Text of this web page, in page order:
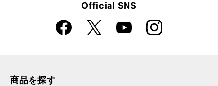
Official SNS
Faceboo
k
X YouTube Instagra
m
商品を探す